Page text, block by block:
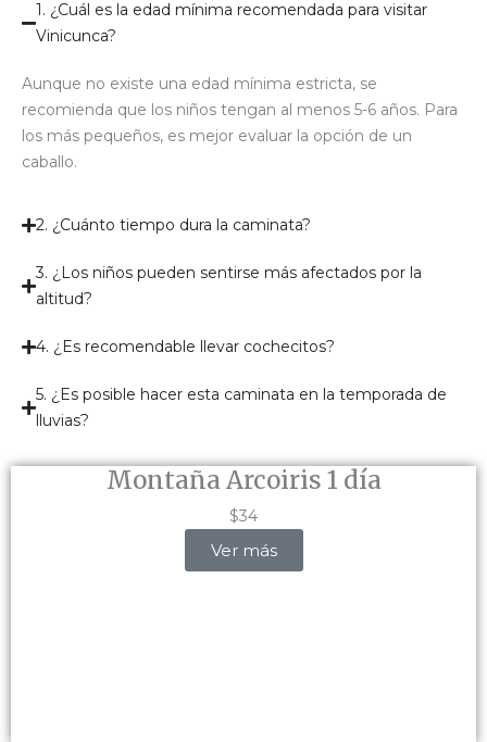
1. ¿Cuál es la edad mínima recomendada para visitar
Vinicunca?
Aunque no existe una edad mínima estricta, se
recomienda que los niños tengan al menos 5-6 años. Para
los más pequeños, es mejor evaluar la opción de un
caballo.
2. ¿Cuánto tiempo dura la caminata?
3. ¿Los niños pueden sentirse más afectados por la
altitud?
4. ¿Es recomendable llevar cochecitos?
5. ¿Es posible hacer esta caminata en la temporada de
lluvias?
Montaña Arcoiris 1 día
$34
Ver más